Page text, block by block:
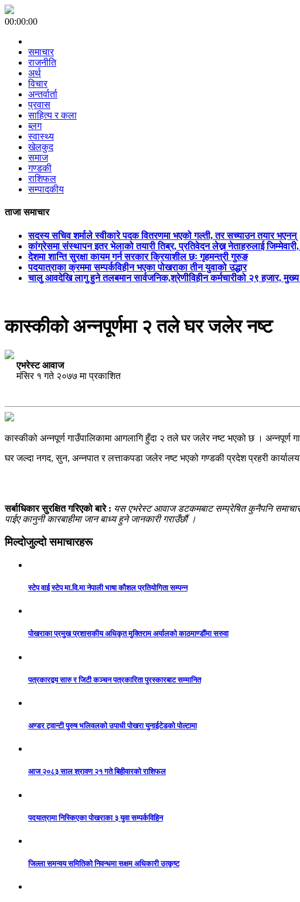
00:00:00
समाचार
राजनीति
अर्थ
विचार
अन्तर्वार्ता
प्रवास
साहित्य र कला
ब्लग
स्वास्थ्य
खेलकुद
समाज
गण्डकी
राशिफल
सम्पादकीय
ताजा समाचार
सदस्य सचिव शर्माले स्वीकारे पदक वितरणमा भएको गल्ती, तर सच्याउन तयार भएनन्
कांग्रेसमा संस्थापन इतर भेलाको तयारी तिब्र, प्रतिवेदन लेख्न नेताहरुलाई
देशमा शान्ति सुरक्षा कायम गर्न सरकार क्रियाशील छः गृहमन्त्री गुरुङ
पदयात्राका क्रममा सम्पर्कविहीन भएका पोखराका तीन युवाको उद्धार
चालु आवदेखि लागु हुने तलबमान सार्वजनिक,श्रेणीविहीन कर्मचारीको २९ हजार,
कास्कीको अन्नपूर्णमा २ तले घर जलेर नष्ट
एभरेस्ट आवाज
मंसिर १ गते २०७७ मा प्रकाशित
कास्कीको अन्नपूर्ण गाउँपालिकामा आगलागि हुँदा २ तले घर जलेर नष्ट भएको छ । अन्नपूर्ण
घर जल्दा नगद, सुन, अन्नपात र लत्ताकपडा जलेर नष्ट भएको गण्डकी प्रदेश प्रहरी
सर्बाधिकार सुरक्षित गरिएको बारे : यस एभरेस्ट आवाज डटकमबाट सम्प्रेषित कुनैपनि समाचार,
पाईए कानुनी कारबाहीमा जान बाध्य हुने जानकारी गराउँछौं ।
मिल्दोजुल्दो समाचारहरू
स्टेप वाई स्टेप मा.वि.मा नेपाली भाषा कौशल प्रतियोगिता सम्पन्न
पोखराका प्रमुख प्रशासकीय अधिकृत मुक्तिराम अर्यालको काठमाण्डौंमा सरुवा
पत्रकारद्वय सारु र जिटी कञ्चन पत्रकारिता पुरस्कारबाट सम्मानित
अण्डर ट्वान्टी पुरुष भलिवलको उपाधी पोखरा युनाईटेडको पोल्टामा
आज २०८३ साल श्रावण २१ गते बिहीवारको राशिफल
पदयात्रामा निस्किएका पोखराका ३ युवा सम्पर्कविहिन
जिल्ला समन्वय समितिको निवन्धमा सक्षम अधिकारी उत्कृष्ट